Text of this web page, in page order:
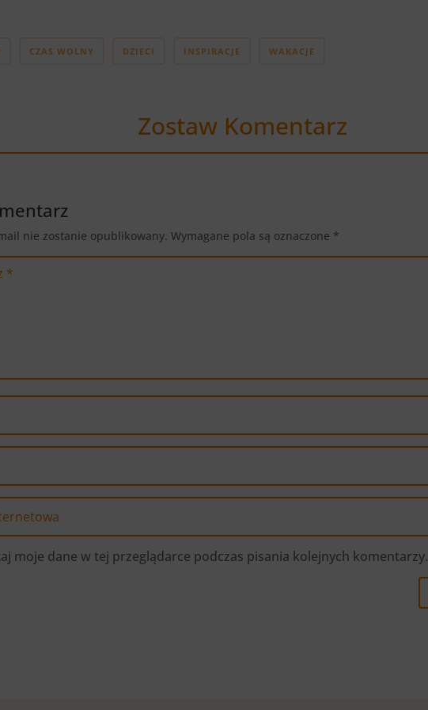
CZAS WOLNY DZIECI INSPIRACJE WAKACJE
Zostaw Komentarz
nie zostanie opublikowany. Wymagane pola są oznaczone *
moje dane w tej przeglądarce podczas pisania kolejnych komentarzy.